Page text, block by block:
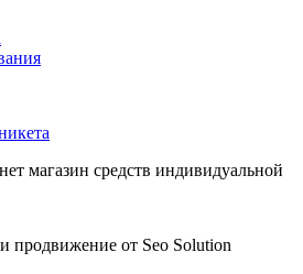
магазин средств индивидуальной
и продвижение от Seo Solution